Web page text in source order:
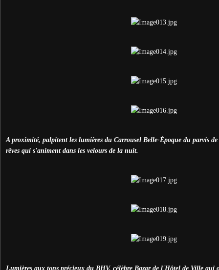
A proximité, palpitent les lumières du Carrousel Belle-Époque du parvis
rêves qui s'animent dans les velours de la nuit.
Lumières aux tons précieux du BHV, célèbre Bazar de l'Hôtel de Ville qui